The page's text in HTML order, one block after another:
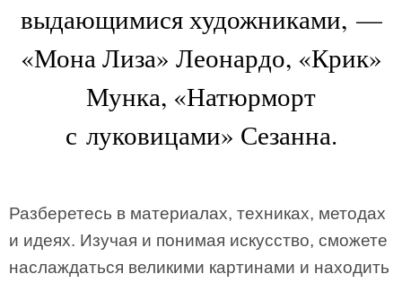
выдающимися художниками, —
«Мона Лиза» Леонардо, «Крик»
Мунка, «Натюрморт
с луковицами» Сезанна.
Разберетесь в материалах, техниках, методах
и идеях. Изучая и понимая искусство, сможете
наслаждаться великими картинами и находить